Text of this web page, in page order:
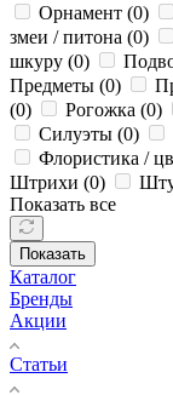
Орнамент (0)
змеи / питона (0)
шкуру (0)
Предметы (0)
(0) Рогожка (0)
Силуэты (0)
Флористика /
Штрихи (0)
Показать все
Показать
Каталог
Бренды
Акции
Статьи